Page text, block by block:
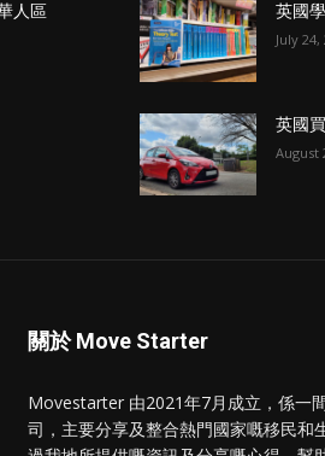
人區 英國
July 24,
英國
August
關於 Move Starter
Movestarter 由2021年7月成立，係一
司，主要分享及整合熱門國家嘅移民和